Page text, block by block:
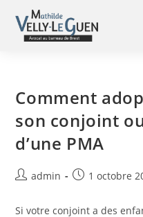
Comment
son conjoint
d’une PMA
admin 1 octobre
Si votre conjoint a des